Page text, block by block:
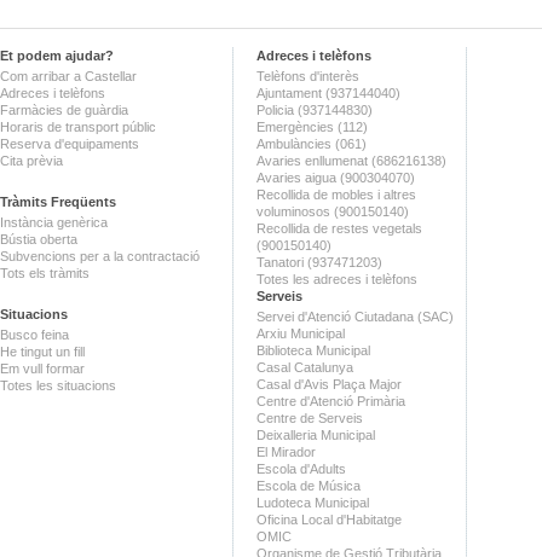
Et podem ajudar?
Com arribar a Castellar
Adreces i telèfons
Farmàcies de guàrdia
Horaris de transport públic
Reserva d'equipaments
Cita prèvia
Tràmits Freqüents
Instància genèrica
Bústia oberta
Subvencions per a la contractació
Tots els tràmits
Situacions
Busco feina
He tingut un fill
Em vull formar
Totes les situacions
Adreces i telèfons
Telèfons d'interès
Ajuntament (937144040)
Policia (937144830)
Emergències (112)
Ambulàncies (061)
Avaries enllumenat (686216138)
Avaries aigua (900304070)
Recollida de mobles i altres
voluminosos (900150140)
Recollida de restes vegetals
(900150140)
Tanatori (937471203)
Totes les adreces i telèfons
Serveis
Servei d'Atenció Ciutadana (SAC)
Arxiu Municipal
Biblioteca Municipal
Casal Catalunya
Casal d'Avis Plaça Major
Centre d'Atenció Primària
Centre de Serveis
Deixalleria Municipal
El Mirador
Escola d'Adults
Escola de Música
Ludoteca Municipal
Oficina Local d'Habitatge
OMIC
Organisme de Gestió Tributària